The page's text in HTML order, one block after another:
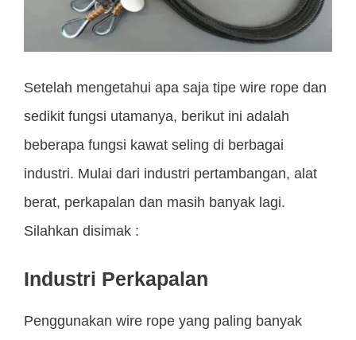
Setelah mengetahui apa saja tipe wire rope dan
sedikit fungsi utamanya, berikut ini adalah
beberapa fungsi kawat seling di berbagai
industri. Mulai dari industri pertambangan, alat
berat, perkapalan dan masih banyak lagi.
Silahkan disimak :
Industri Perkapalan
Penggunakan wire rope yang paling banyak